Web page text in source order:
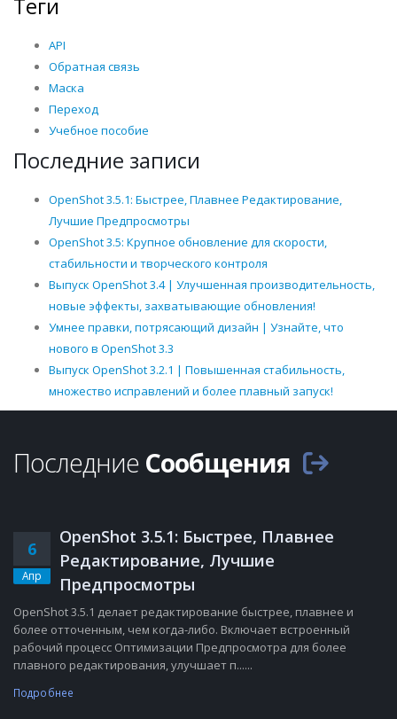
Теги
API
Обратная связь
Маска
Переход
Учебное пособие
Последние записи
OpenShot 3.5.1: Быстрее, Плавнее Редактирование,
Лучшие Предпросмотры
OpenShot 3.5: Крупное обновление для скорости,
стабильности и творческого контроля
Выпуск OpenShot 3.4 | Улучшенная производительность,
новые эффекты, захватывающие обновления!
Умнее правки, потрясающий дизайн | Узнайте, что
нового в OpenShot 3.3
Выпуск OpenShot 3.2.1 | Повышенная стабильность,
множество исправлений и более плавный запуск!
Последние Сообщения
6
Апр
OpenShot 3.5.1: Быстрее, Плавнее
Редактирование, Лучшие
Предпросмотры
OpenShot 3.5.1 делает редактирование быстрее, плавнее и
более отточенным, чем когда-либо. Включает встроенный
рабочий процесс Оптимизации Предпросмотра для более
плавного редактирования, улучшает п......
Подробнее